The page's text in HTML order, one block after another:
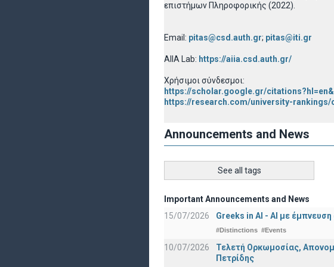
επιστήμων Πληροφορικής (2022).
Email: pitas@csd.auth.gr; pitas@iti.gr
AIIA Lab: https://aiia.csd.auth.gr/
Χρήσιμοι σύνδεσμοι:
https://scholar.google.gr/
https://research.com/university-
Announcements and News
See all tags
Important Announcements and News
15/07/2026
Greeks in AI - ΑΙ με
#Distinctions #Events
10/07/2026
Τελετή Ορκωμοσίας,
Πετρίδης